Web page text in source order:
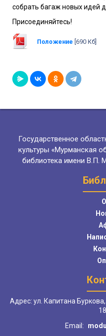
собрать багаж новых идей
Присоединяйтесь!
Положение [690 Кб]
Государственное
культуры «Мурманская
библиотека имени
Адрес: ул. Капитана
Email: